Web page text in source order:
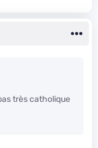
très catholique